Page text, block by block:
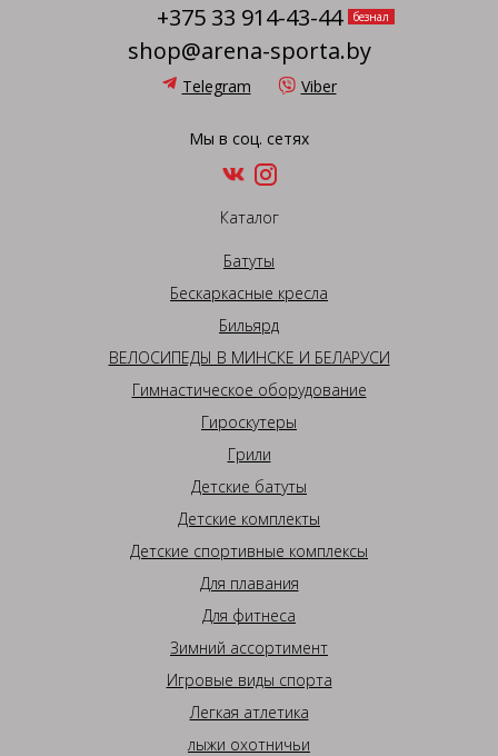
+375 33 914-43-44
безнал
shop@arena-sporta.by
Telegram Viber
Мы в соц. сетях
Каталог
Батуты
Бескаркасные кресла
Бильярд
ВЕЛОСИПЕДЫ В МИНСКЕ И БЕЛАРУСИ
Гимнастическое оборудование
Гироскутеры
Грили
Детские батуты
Детские комплекты
Детские спортивные комплексы
Для плавания
Для фитнеса
Зимний ассортимент
Игровые виды спорта
Легкая атлетика
лыжи охотничьи